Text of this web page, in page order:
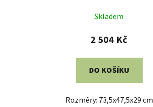
Skladem
2 504 Kč
DO KOŠÍKU
Rozměry: 73,5x47,5x29 cm